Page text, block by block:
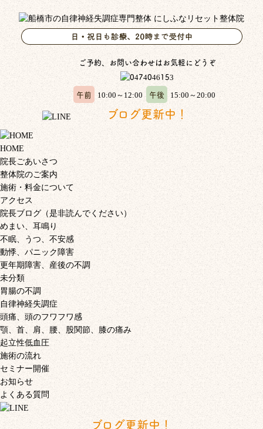
ご予約、お問い合わせはお気軽にどうぞ
午前 10:00～12:00 午後 15:00～20:00
ブログ更新中！
HOME
院長ごあいさつ
整体院のご案内
施術・料金について
アクセス
院長ブログ（是非読んでください）
めまい、耳鳴り
不眠、うつ、不安感
動悸、パニック障害
更年期障害、産後の不調
未分類
胃腸の不調
自律神経失調症
頭痛、頭のフワフワ感
顎、首、肩、腰、股関節、膝の痛み
起立性低血圧
施術の流れ
セミナー開催
お知らせ
よくある質問
ブログ更新中！